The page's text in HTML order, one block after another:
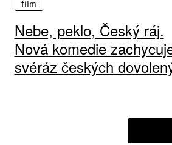
film
Nebe, peklo, Český ráj.
Nová komedie
svéráz českých